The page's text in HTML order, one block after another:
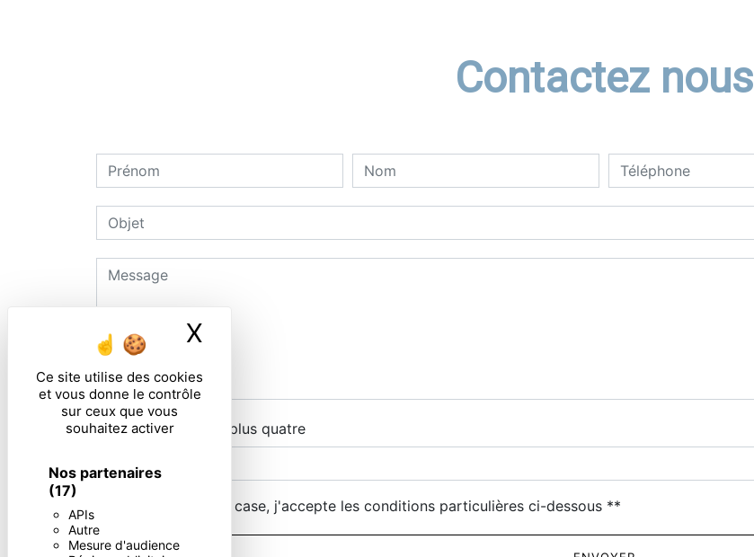
Ce site utilise des cookies
et vous donne le contrôle
sur ceux que vous
souhaitez activer
Nos partenaires
(17)
APIs
Autre
Mesure d'audience
X
Contactez nous
Combien font trois plus quatre
En cochant cette case, j'accepte les conditions particulières ci-dessous **